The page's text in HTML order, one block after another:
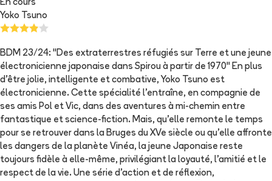
En cours
Yoko Tsuno
BDM 23/24: "Des extraterrestres réfugiés sur Terre et une jeune
électronicienne japonaise dans Spirou à partir de 1970" En plus
d’être jolie, intelligente et combative, Yoko Tsuno est
électronicienne. Cette spécialité l’entraîne, en compagnie de
ses amis Pol et Vic, dans des aventures à mi-chemin entre
fantastique et science-fiction. Mais, qu’elle remonte le temps
pour se retrouver dans la Bruges du XVe siècle ou qu’elle affronte
les dangers de la planète Vinéa, la jeune Japonaise reste
toujours fidèle à elle-même, privilégiant la loyauté, l’amitié et le
respect de la vie. Une série d’action et de réflexion,